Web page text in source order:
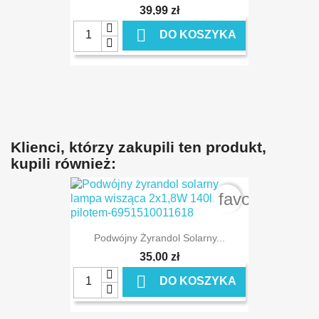
39,99 zł
 DO KOSZYKA
Klienci, którzy zakupili ten produkt,
kupili również:
Podwójny Żyrandol Solarny...
35,00 zł
 DO KOSZYKA